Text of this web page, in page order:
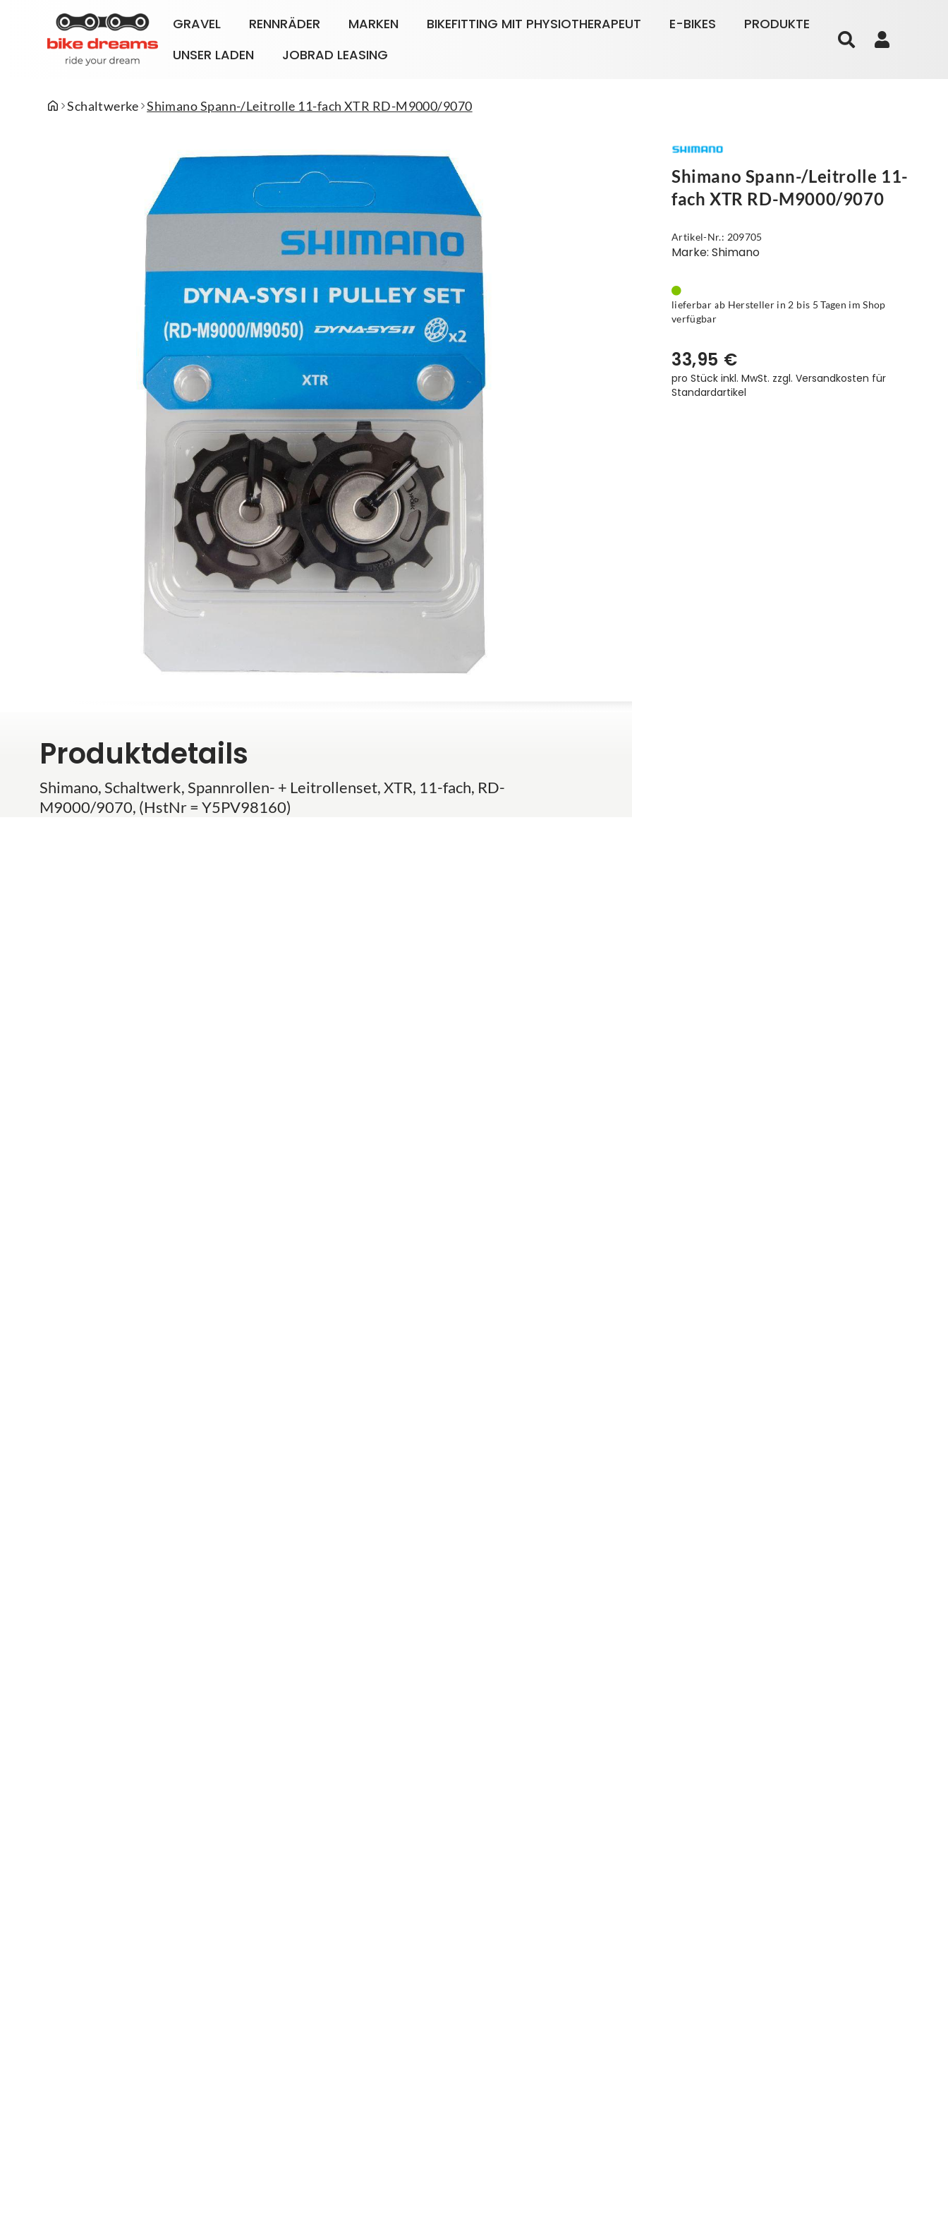
GRAVEL RENNRÄDER MARKEN BIKEFITTING MIT PHYSIOTHERAPEUT E-BIKES
PRODUKTE
UNSER LADEN
JOBRAD LEASING
Schaltwerke Shimano Spann-/Leitrolle 11-fach XTR RD-M9000/9070
Produktdetails
Shimano, Schaltwerk, Spannrollen- + Leitrollenset, XTR, 11-fach, RD-
M9000/9070, (HstNr = Y5PV98160)
Shimano Spann-/Leitrolle 11-
fach XTR RD-M9000/9070
Artikel-Nr.: 209705
Marke: Shimano
lieferbar ab Hersteller in 2 bis 5 Tagen im Shop
verfügbar
33,95 €
pro Stück inkl. MwSt. zzgl. Versandkosten für
Standardartikel